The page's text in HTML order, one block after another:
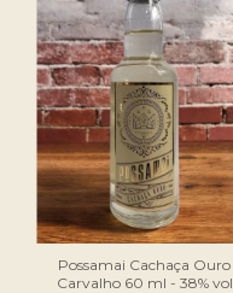
Possamai Cachaça Ouro
Carvalho 60 ml - 38% vol